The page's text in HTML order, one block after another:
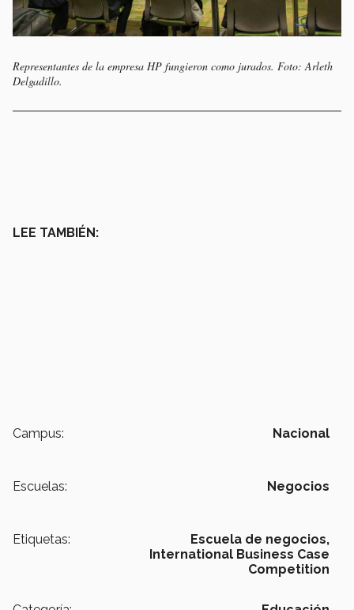
Representantes de la empresa HP fungieron como jurados. Foto: Arleth
Delgadillo.
LEE TAMBIÉN:
Campus: Nacional
Escuelas: Negocios
Etiquetas:
Escuela de negocios,
International Business Case
Competition